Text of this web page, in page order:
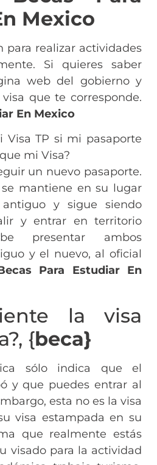
Mexico
para realizar actividades
Si quieres saber
web del gobierno y
que te corresponde.
En Mexico
Visa TP si mi pasaporte
mi Visa?
un nuevo pasaporte.
mantiene en su lugar
y sigue siendo
y entrar en territorio
presentar ambos
y el nuevo, al oficial
Para Estudiar En
la visa
{beca}
sólo indica que el
y que puedes entrar al
esta no es la visa
visa estampada en su
que realmente estás
visado para la actividad